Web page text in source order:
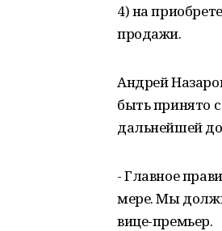
4) на
продажи.
Андрей
быть принято
дальнейшей
- Главное
мере. Мы
вице-премьер.